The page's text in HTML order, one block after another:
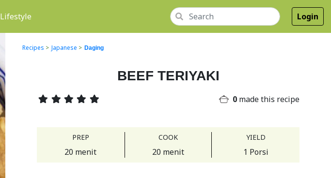
Lifestyle Login
Recipes > Japanese > Daging
BEEF TERIYAKI
0 made this recipe
PREP
20 menit
COOK
20 menit
YIELD
1 Porsi